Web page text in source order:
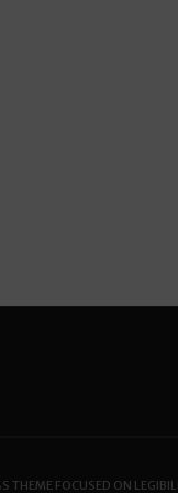
THEME FOCUSED ON